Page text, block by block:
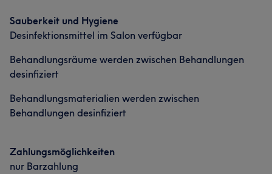
Sauberkeit und Hygiene
Desinfektionsmittel im Salon verfügbar
Behandlungsräume werden zwischen Behandlungen
desinfiziert
Behandlungsmaterialien werden zwischen
Behandlungen desinfiziert
Zahlungsmöglichkeiten
nur Barzahlung